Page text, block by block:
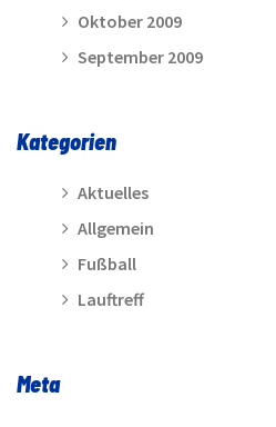
Oktober 2009
September 2009
Kategorien
Aktuelles
Allgemein
Fußball
Lauftreff
Meta